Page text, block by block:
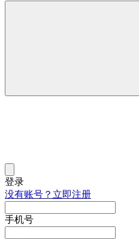
登录
没有账号？立即注册
手机号